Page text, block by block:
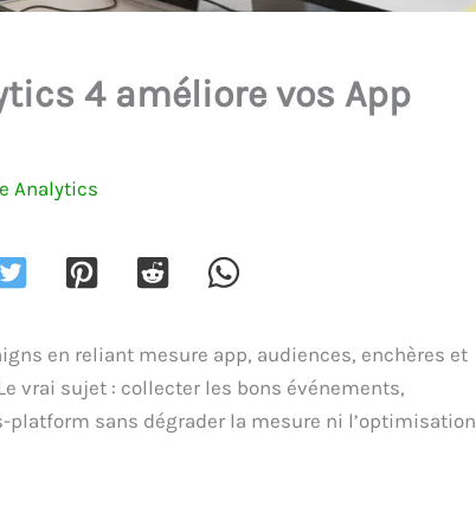
4 améliore vos App
Analytics
en reliant mesure app, audiences, enchères et
vrai sujet : collecter les bons événements,
platform sans dégrader la mesure ni l’optimisation